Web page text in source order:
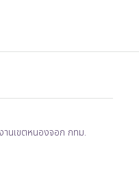
นเขตหนองจอก กทม.